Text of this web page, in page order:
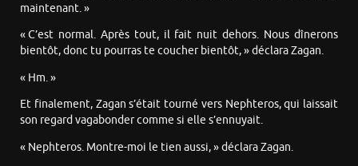
maintenant. »
« C’est normal. Après tout, il fait nuit dehors. Nous dînerons
bientôt, donc tu pourras te coucher bientôt, » déclara Zagan.
« Hm. »
Et finalement, Zagan s’était tourné vers Nephteros, qui laissait
son regard vagabonder comme si elle s’ennuyait.
« Nephteros. Montre-moi le tien aussi, » déclara Zagan.